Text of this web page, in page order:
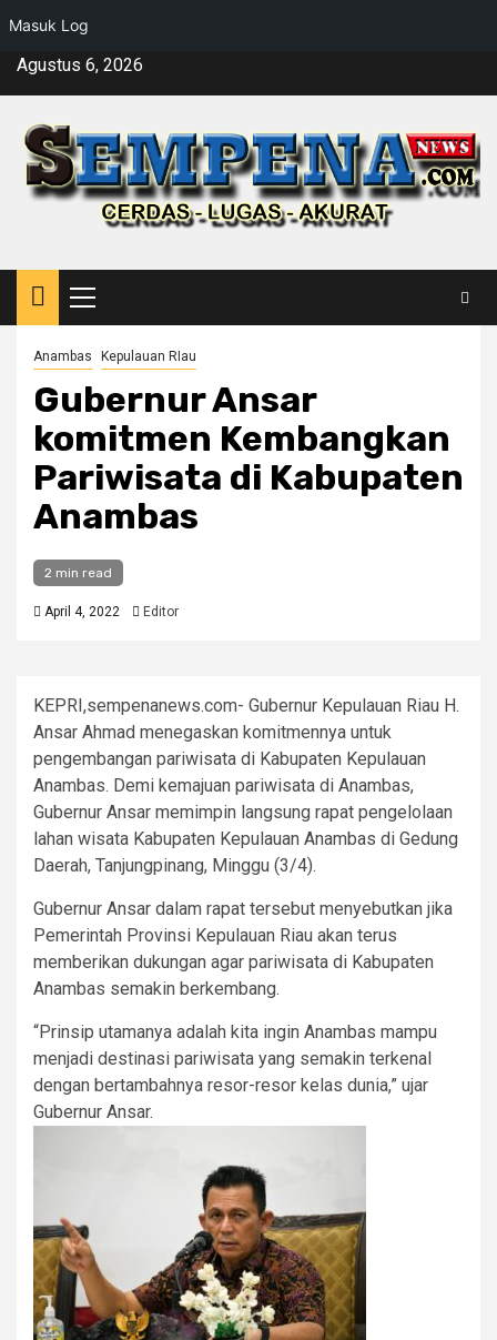
Masuk Log
SkipAgustus 6, 2026
Primary
Menu
Anambas Kepulauan RIau
Gubernur Ansar
komitmen Kembangkan
Pariwisata di Kabupaten
Anambas
2 min read
April 4, 2022 Editor
KEPRI,sempenanews.com- Gubernur Kepulauan Riau H.
Ansar Ahmad menegaskan komitmennya untuk
pengembangan pariwisata di Kabupaten Kepulauan
Anambas. Demi kemajuan pariwisata di Anambas,
Gubernur Ansar memimpin langsung rapat pengelolaan
lahan wisata Kabupaten Kepulauan Anambas di Gedung
Daerah, Tanjungpinang, Minggu (3/4).
Gubernur Ansar dalam rapat tersebut menyebutkan jika
Pemerintah Provinsi Kepulauan Riau akan terus
memberikan dukungan agar pariwisata di Kabupaten
Anambas semakin berkembang.
“Prinsip utamanya adalah kita ingin Anambas mampu
menjadi destinasi pariwisata yang semakin terkenal
dengan bertambahnya resor-resor kelas dunia,” ujar
Gubernur Ansar.